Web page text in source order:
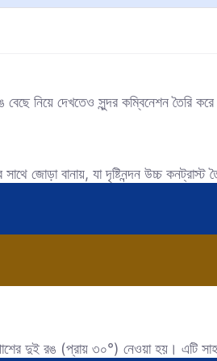
নিয়ে দেখতেও সুন্দর কম্বিনেশন তৈরি
জোড়া বানায়, যা দৃষ্টিনন্দন উচ্চ কনট্রাস্ট
দুই রঙ (প্রায় ৩০°) নেওয়া হয়। এটি সাহসী